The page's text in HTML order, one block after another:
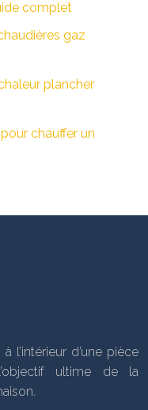
complet
gaz
plancher
chauffer un
l’intérieur d’une pièce
ultime de la